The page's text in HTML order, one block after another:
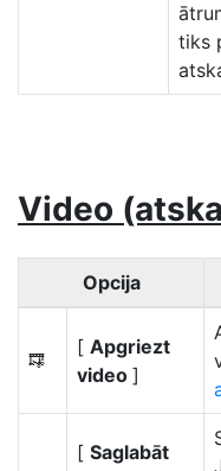
tiks
Video
Opcija
9
[ Apgriezt
video ]
[ Saglabāt